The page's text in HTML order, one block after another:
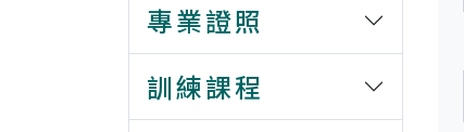
專業證照
訓練課程